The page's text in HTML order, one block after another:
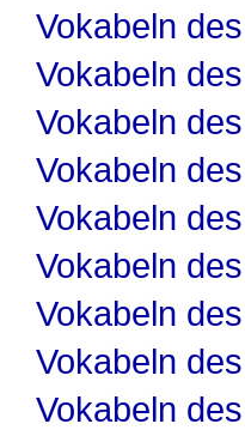
Vokabeln
Vokabeln
Vokabeln
Vokabeln
Vokabeln
Vokabeln
Vokabeln
Vokabeln
Vokabeln